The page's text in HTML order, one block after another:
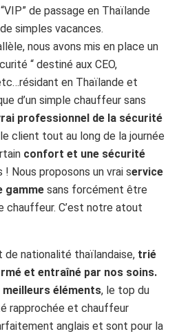
de passage en Thaïlande
simples vacances.
nous avons mis en place un
“ destiné aux CEO,
en Thaïlande et
d’un simple chauffeur sans
professionnel de la sécurité
client tout au long de la journée
confort et une sécurité
! Nous proposons un vrai service
gamme sans forcément être
chauffeur. C’est notre atout
nationalité thaïlandaise, trié
et entraîné par nos soins.
meilleurs éléments, le top du
rapprochée et chauffeur
anglais et sont pour la